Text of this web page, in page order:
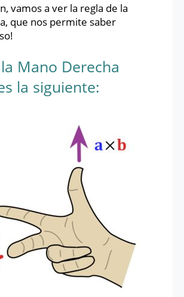
vamos a ver la regla de la
que nos permite saber
Mano Derecha
la siguiente: